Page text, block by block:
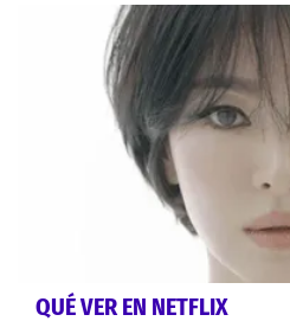
QUÉ VER EN NETFLIX